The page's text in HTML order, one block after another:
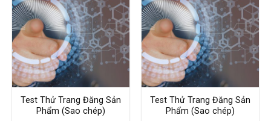
Test Thử Trang Đăng Sản
Phẩm (Sao chép)
Test Thử Trang Đăng Sản
Phẩm (Sao chép)